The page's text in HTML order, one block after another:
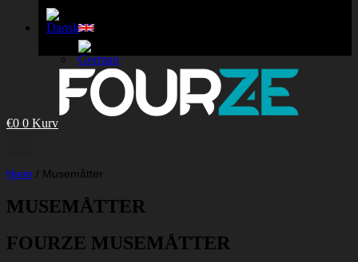
€0 0 Kurv
Hjem / Musemåtter
MUSEMÅTTER
FOURZE MUSEMÅTTER